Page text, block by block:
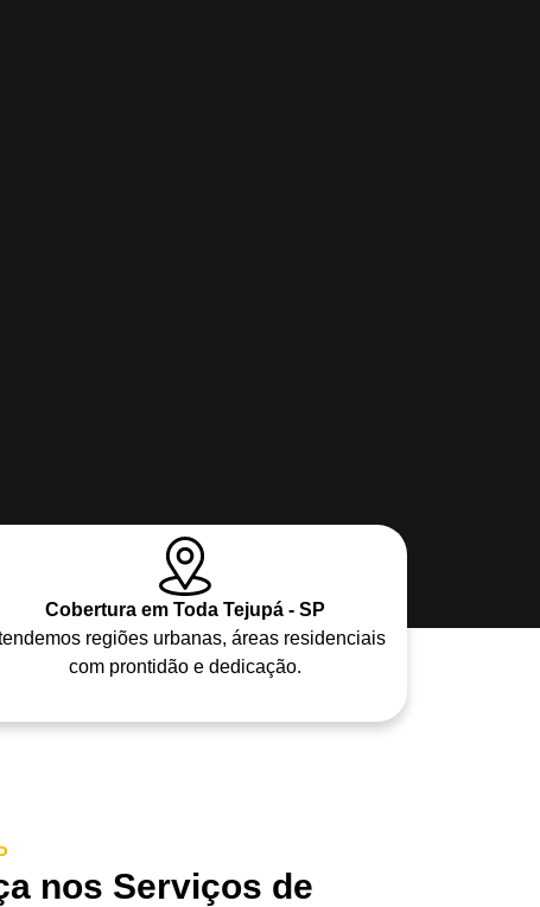
Cobertura em Toda Tejupá - SP
regiões urbanas, áreas residenciais
com prontidão e dedicação.
nos Serviços de